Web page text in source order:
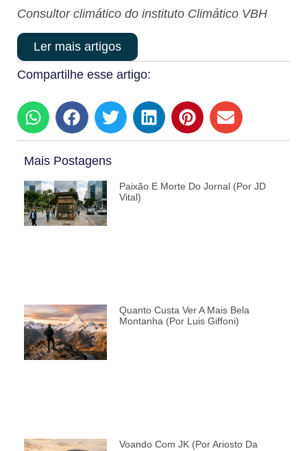
Consultor climático do instituto Climático VBH
Ler mais artigos
Compartilhe esse artigo:
Mais Postagens
Paixão E Morte Do Jornal (por JD
Vital)
Quanto Custa Ver A Mais Bela
Montanha (por Luis Giffoni)
Voando Com JK (por Ariosto Da